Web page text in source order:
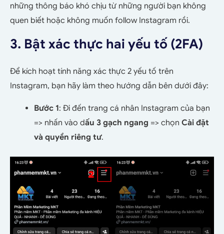
những thông báo khó chịu từ những người bạn không
quen biết hoặc không muốn follow Instagram rồi.
3. Bật xác thực hai yếu tố (2FA)
Để kích hoạt tính năng xác thực 2 yếu tố trên
Instagram, bạn hãy làm theo hướng dẫn bên dưới đây:
Bước 1: Đi đến trang cá nhân Instagram của bạn
=> nhấn vào dấu 3 gạch ngang => chọn Cài đặt
và quyền riêng tư.